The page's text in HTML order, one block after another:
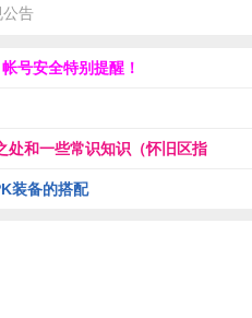
公告
号安全特别提醒！
处和一些常识知识（怀旧区指
装备的搭配